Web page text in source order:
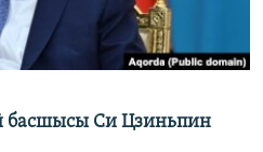
басшысы Си Цзиньпин